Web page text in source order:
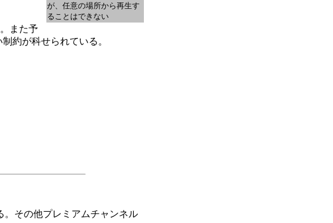
が、任意の場所から再生す
ることはできない
また予
約が科せられている。
。その他プレミアムチャンネル